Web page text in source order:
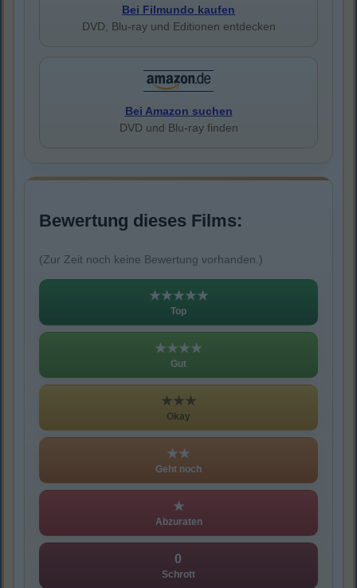
Bei Filmundo kaufen
DVD, Blu-ray und Editionen entdecken
Bei Amazon suchen
DVD und Blu-ray finden
Bewertung dieses Films:
(Zur Zeit noch keine Bewertung vorhanden.)
★★★★★
Top
★★★★
Gut
★★★
Okay
★★
Geht noch
★
Abzuraten
0
Schrott